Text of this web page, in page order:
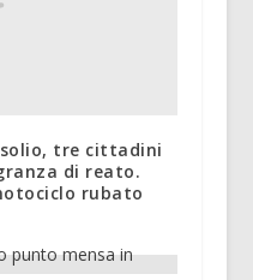
tre cittadini
di reato.
rubato